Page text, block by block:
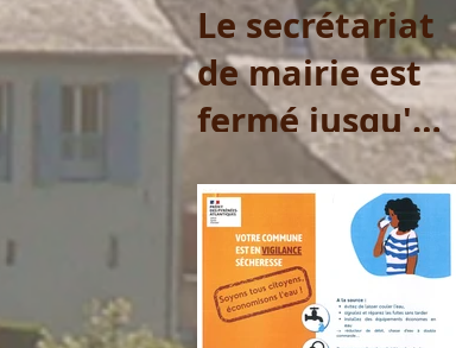
Le secrétariat
de mairie est
fermé jusqu'au
20 juillet 2026